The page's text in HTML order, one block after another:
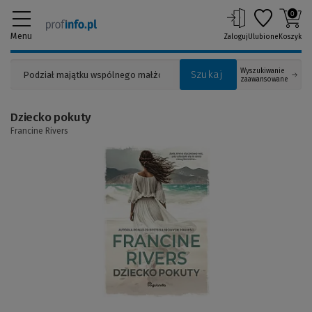
Menu
Szukaj
Wyszukiwanie
zaawansowane
ZalogujUlubione
0
Koszyk
Dziecko pokuty
Francine Rivers